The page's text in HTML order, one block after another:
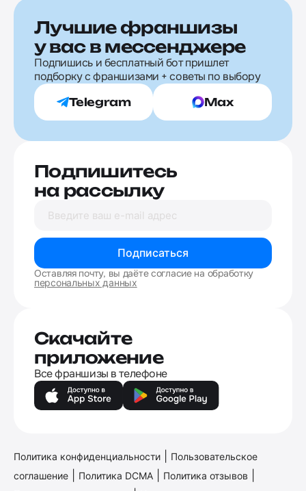
Лучшие франшизы
у вас в мессенджере
Подпишись и бесплатный бот пришлет
подборку с франшизами + советы по выбору
Telegram Max
Подпишитесь
на рассылку
Подписаться
Оставляя почту, вы даёте согласие на обработку
персональных данных
Скачайте
приложение
Все франшизы в телефоне
Политика конфиденциальности
Пользовательское
соглашение
Политика DCMA Политика отзывов